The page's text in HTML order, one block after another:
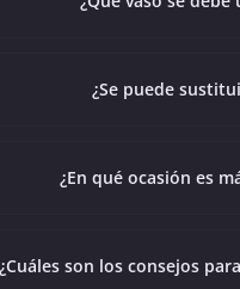
¿Se puede
¿Cuáles son los consejos